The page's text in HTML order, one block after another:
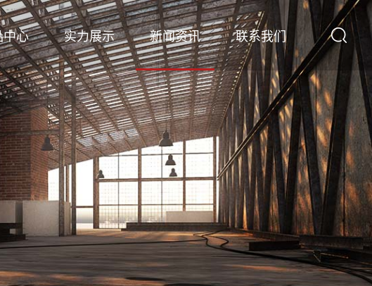
心 实力展示 新闻资讯 联系我们